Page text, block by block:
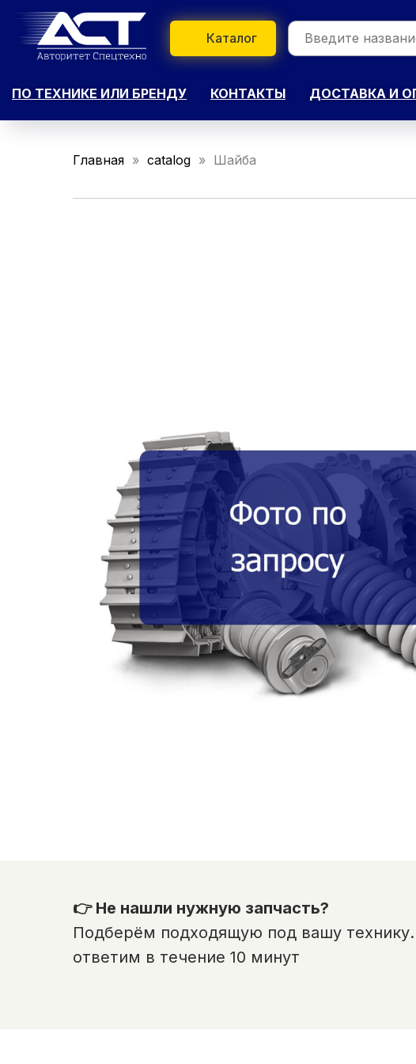
Каталог
ПО ТЕХНИКЕ ИЛИ БРЕНДУ КОНТАКТЫ ДОСТАВКА И
Главная catalog Шайба
👉 Не нашли нужную запчасть?
Подберём подходящую под вашу
ответим в течение 10 минут